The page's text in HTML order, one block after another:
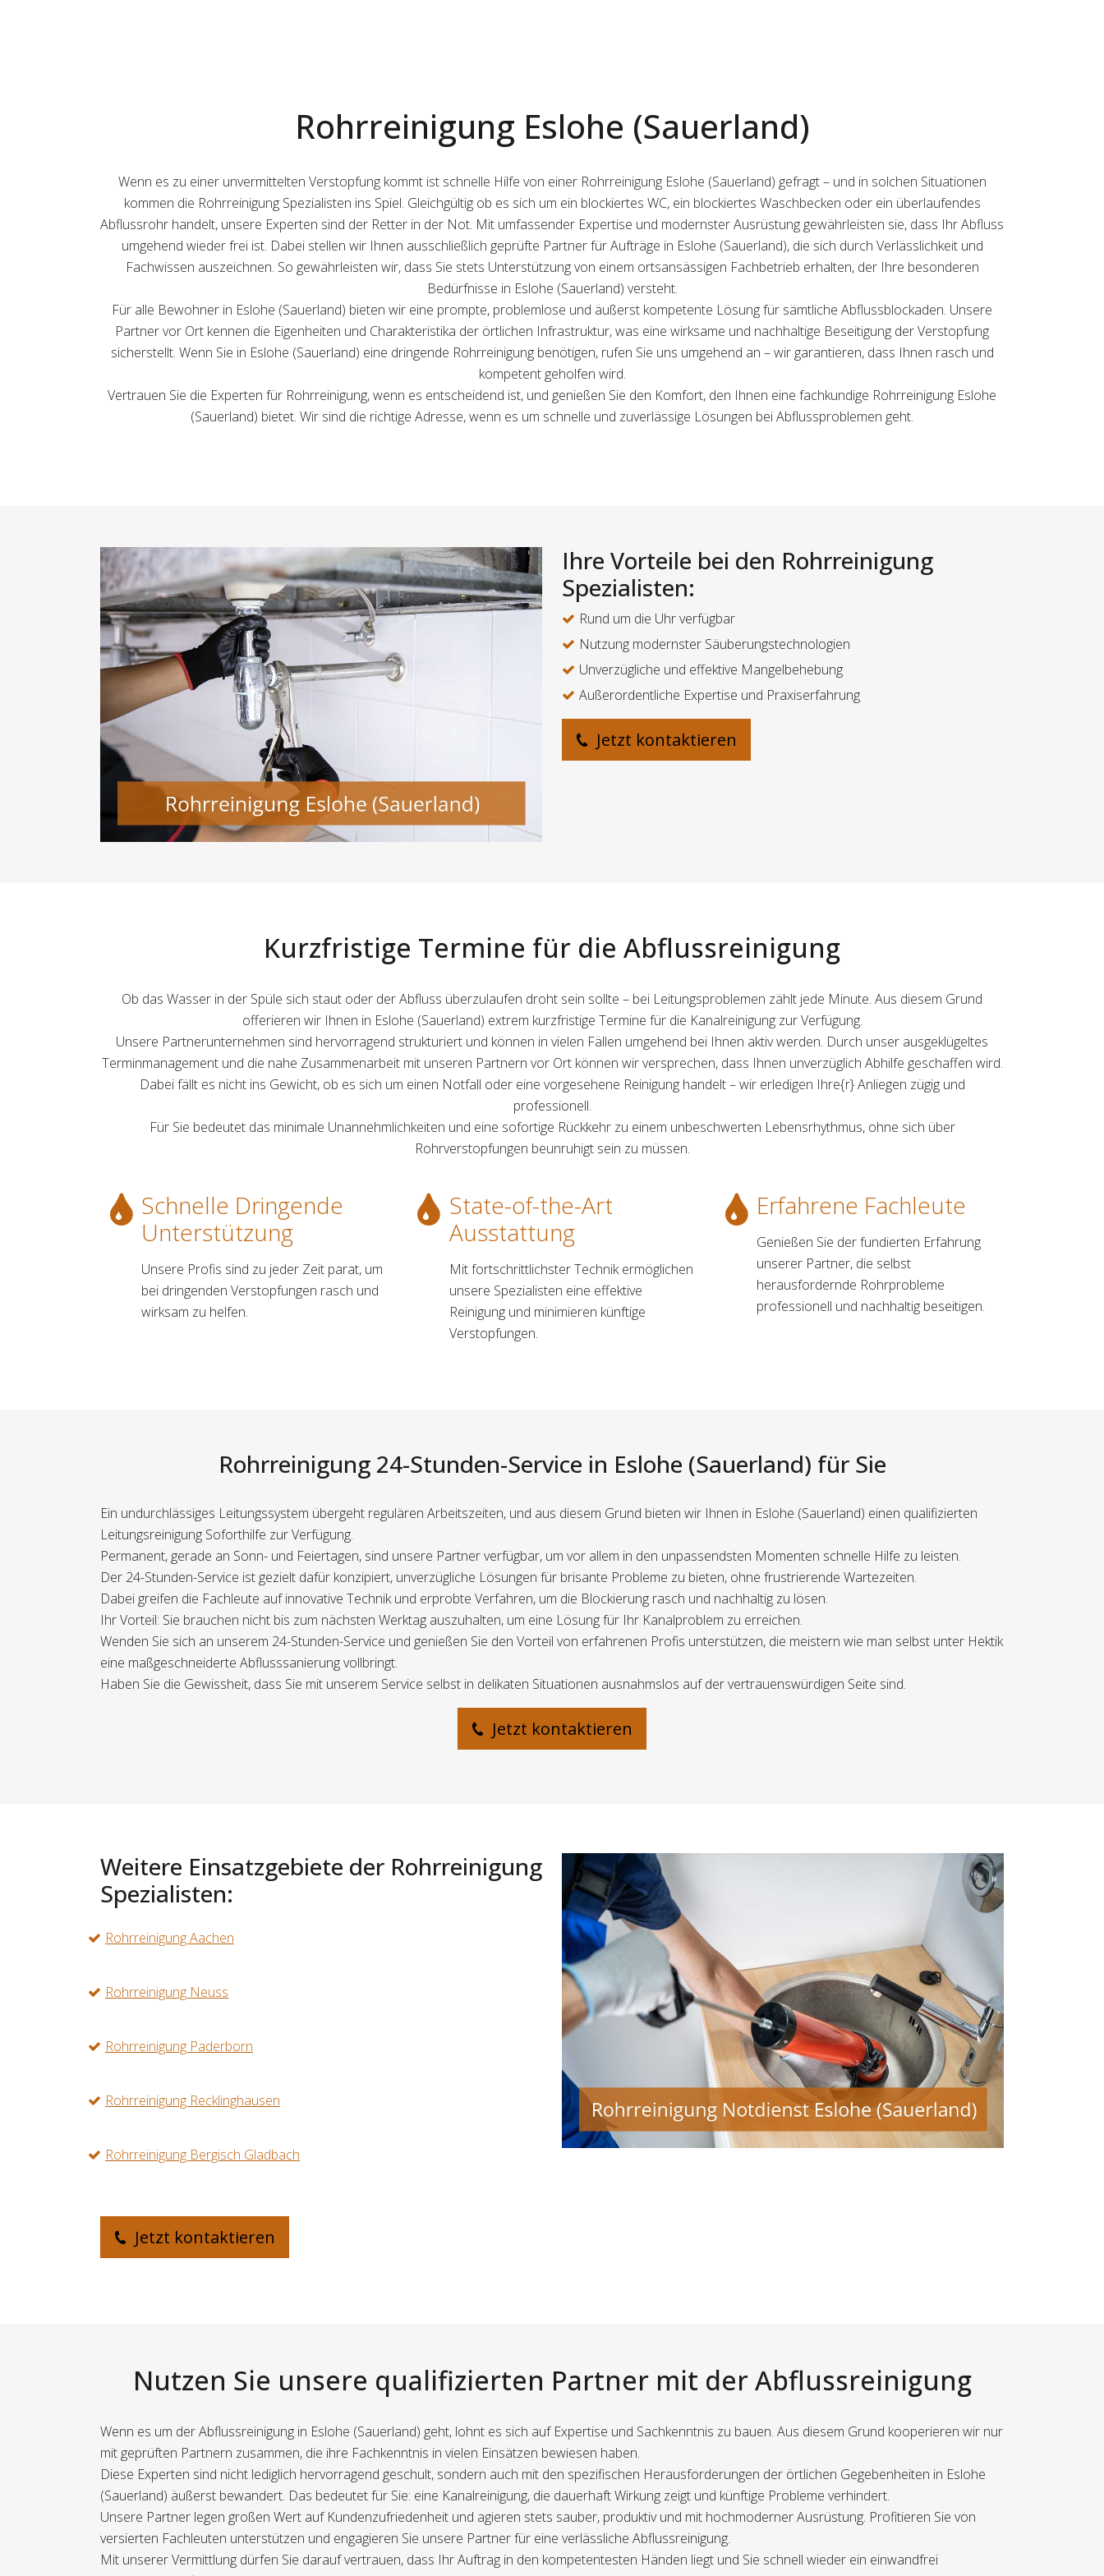
Rohrreinigung Eslohe (Sauerland)
Wenn es zu einer unvermittelten Verstopfung kommt ist schnelle Hilfe von einer Rohrreinigung Eslohe (Sauerland) gefragt – und in solchen Situationen
kommen die Rohrreinigung Spezialisten ins Spiel. Gleichgültig ob es sich um ein blockiertes WC, ein blockiertes Waschbecken oder ein überlaufendes
Abflussrohr handelt, unsere Experten sind der Retter in der Not. Mit umfassender Expertise und modernster Ausrüstung gewährleisten sie, dass Ihr Abfluss
umgehend wieder frei ist. Dabei stellen wir Ihnen ausschließlich geprüfte Partner für Aufträge in Eslohe (Sauerland), die sich durch Verlässlichkeit und
Fachwissen auszeichnen. So gewährleisten wir, dass Sie stets Unterstützung von einem ortsansässigen Fachbetrieb erhalten, der Ihre besonderen
Bedürfnisse in Eslohe (Sauerland) versteht.
Für alle Bewohner in Eslohe (Sauerland) bieten wir eine prompte, problemlose und äußerst kompetente Lösung für sämtliche Abflussblockaden. Unsere
Partner vor Ort kennen die Eigenheiten und Charakteristika der örtlichen Infrastruktur, was eine wirksame und nachhaltige Beseitigung der Verstopfung
sicherstellt. Wenn Sie in Eslohe (Sauerland) eine dringende Rohrreinigung benötigen, rufen Sie uns umgehend an – wir garantieren, dass Ihnen rasch und
kompetent geholfen wird.
Vertrauen Sie die Experten für Rohrreinigung, wenn es entscheidend ist, und genießen Sie den Komfort, den Ihnen eine fachkundige Rohrreinigung Eslohe
(Sauerland) bietet. Wir sind die richtige Adresse, wenn es um schnelle und zuverlässige Lösungen bei Abflussproblemen geht.
Ihre Vorteile bei den Rohrreinigung
Spezialisten:
Rund um die Uhr verfügbar
Nutzung modernster Säuberungstechnologien
Unverzügliche und effektive Mangelbehebung
Außerordentliche Expertise und Praxiserfahrung
Jetzt kontaktieren
Kurzfristige Termine für die Abflussreinigung
Ob das Wasser in der Spüle sich staut oder der Abfluss überzulaufen droht sein sollte – bei Leitungsproblemen zählt jede Minute. Aus diesem Grund
offerieren wir Ihnen in Eslohe (Sauerland) extrem kurzfristige Termine für die Kanalreinigung zur Verfügung.
Unsere Partnerunternehmen sind hervorragend strukturiert und können in vielen Fällen umgehend bei Ihnen aktiv werden. Durch unser ausgeklügeltes
Terminmanagement und die nahe Zusammenarbeit mit unseren Partnern vor Ort können wir versprechen, dass Ihnen unverzüglich Abhilfe geschaffen wird.
Dabei fällt es nicht ins Gewicht, ob es sich um einen Notfall oder eine vorgesehene Reinigung handelt – wir erledigen Ihre{r} Anliegen zügig und
professionell.
Für Sie bedeutet das minimale Unannehmlichkeiten und eine sofortige Rückkehr zu einem unbeschwerten Lebensrhythmus, ohne sich über
Rohrverstopfungen beunruhigt sein zu müssen.
Schnelle Dringende
Unterstützung
Unsere Profis sind zu jeder Zeit parat, um
bei dringenden Verstopfungen rasch und
wirksam zu helfen.
State-of-the-Art
Ausstattung
Mit fortschrittlichster Technik ermöglichen
unsere Spezialisten eine effektive
Reinigung und minimieren künftige
Verstopfungen.
Erfahrene Fachleute
Genießen Sie der fundierten Erfahrung
unserer Partner, die selbst
herausfordernde Rohrprobleme
professionell und nachhaltig beseitigen.
Rohrreinigung 24-Stunden-Service in Eslohe (Sauerland) für Sie
Ein undurchlässiges Leitungssystem übergeht regulären Arbeitszeiten, und aus diesem Grund bieten wir Ihnen in Eslohe (Sauerland) einen qualifizierten
Leitungsreinigung Soforthilfe zur Verfügung.
Permanent, gerade an Sonn- und Feiertagen, sind unsere Partner verfügbar, um vor allem in den unpassendsten Momenten schnelle Hilfe zu leisten.
Der 24-Stunden-Service ist gezielt dafür konzipiert, unverzügliche Lösungen für brisante Probleme zu bieten, ohne frustrierende Wartezeiten.
Dabei greifen die Fachleute auf innovative Technik und erprobte Verfahren, um die Blockierung rasch und nachhaltig zu lösen.
Ihr Vorteil: Sie brauchen nicht bis zum nächsten Werktag auszuhalten, um eine Lösung für Ihr Kanalproblem zu erreichen.
Wenden Sie sich an unserem 24-Stunden-Service und genießen Sie den Vorteil von erfahrenen Profis unterstützen, die meistern wie man selbst unter Hektik
eine maßgeschneiderte Abflusssanierung vollbringt.
Haben Sie die Gewissheit, dass Sie mit unserem Service selbst in delikaten Situationen ausnahmslos auf der vertrauenswürdigen Seite sind.
Jetzt kontaktieren
Weitere Einsatzgebiete der Rohrreinigung
Spezialisten:
Rohrreinigung Aachen
Rohrreinigung Neuss
Rohrreinigung Paderborn
Rohrreinigung Recklinghausen
Rohrreinigung Bergisch Gladbach
Jetzt kontaktieren
Nutzen Sie unsere qualifizierten Partner mit der Abflussreinigung
Wenn es um der Abflussreinigung in Eslohe (Sauerland) geht, lohnt es sich auf Expertise und Sachkenntnis zu bauen. Aus diesem Grund kooperieren wir nur
mit geprüften Partnern zusammen, die ihre Fachkenntnis in vielen Einsätzen bewiesen haben.
Diese Experten sind nicht lediglich hervorragend geschult, sondern auch mit den spezifischen Herausforderungen der örtlichen Gegebenheiten in Eslohe
(Sauerland) äußerst bewandert. Das bedeutet für Sie: eine Kanalreinigung, die dauerhaft Wirkung zeigt und künftige Probleme verhindert.
Unsere Partner legen großen Wert auf Kundenzufriedenheit und agieren stets sauber, produktiv und mit hochmoderner Ausrüstung. Profitieren Sie von
versierten Fachleuten unterstützen und engagieren Sie unsere Partner für eine verlässliche Abflussreinigung.
Mit unserer Vermittlung dürfen Sie darauf vertrauen, dass Ihr Auftrag in den kompetentesten Händen liegt und Sie schnell wieder ein einwandfrei